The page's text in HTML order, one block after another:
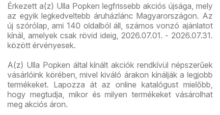
Érkezett a(z) Ulla Popken legfrissebb akciós újsága, mely
az egyik legkedveltebb áruházlánc Magyarországon. Az
új szórólap, ami 140 oldalból áll, számos vonzó ajánlatot
kínál, amelyek csak rövid ideig, 2026.07.01. - 2026.07.31.
között érvényesek.
A(z) Ulla Popken által kínált akciók rendkívül népszerűek
vásárlóink körében, mivel kiváló árakon kínálják a legjobb
termékeket. Lapozza át az online katalógust mielőbb,
hogy megtudja, mikor és milyen termékeket vásárolhat
meg akciós áron.